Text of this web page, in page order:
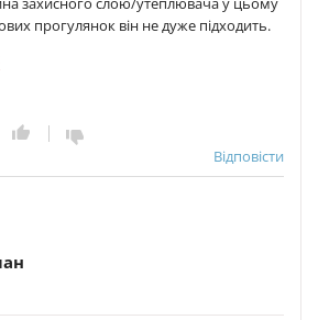
прогулянок він не дуже підходить.
Відповісти